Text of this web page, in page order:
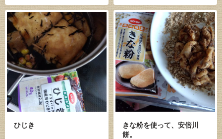
ひじき
きな粉を使って、安倍川
餅。